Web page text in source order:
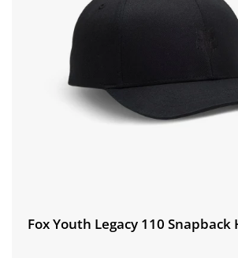
Fox Youth Legacy 110 Snapback